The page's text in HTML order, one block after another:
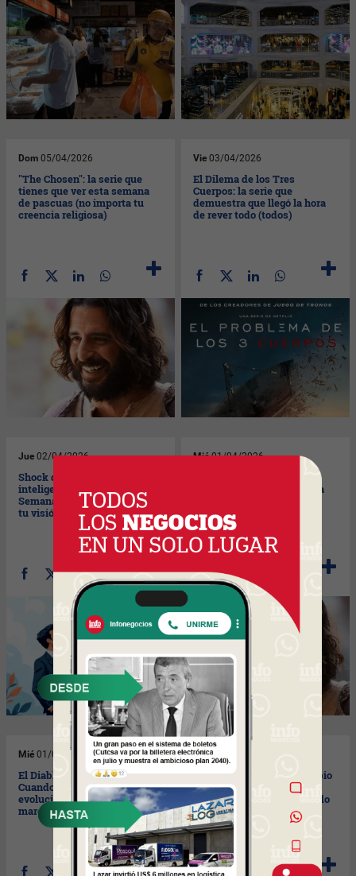
Dom 05/04/2026
"The Chosen": la serie que
tienes que ver esta semana
de pascuas (no importa tu
creencia religiosa)
Vie 03/04/2026
El Dilema de los Tres
Cuerpos: la serie que
demuestra que llegó la hora
de rever todo (todos)
Jue 02/04/2026
Shock de 5 artículos mega
inteligentes para leer en
Semana Santa (potenciarán
tu visión de negocios 2026)
Mié01/04/2026
tienes que ver esta semana
creencia religiosa)
Mié 01/04/2026
El Diablo Viste de Prada 2:
Cuando el Product Placement
evoluciona a ecosistema de
marca
Mar31/03/2026
El por qué del radical cambio
de consumo y la
transformación del mercado
de bebidas (un análisis
estratégico del sector)